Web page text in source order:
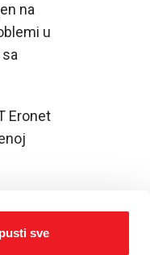
sve
na
u
Eronet